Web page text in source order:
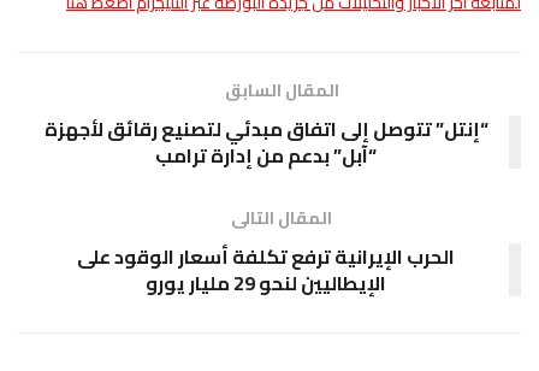
المقال السابق
“إنتل” تتوصل إلى اتفاق مبدئي لتصنيع رقائق لأجهزة
“آبل” بدعم من إدارة ترامب
المقال التالى
الحرب الإيرانية ترفع تكلفة أسعار الوقود على
الإيطاليين لنحو 29 مليار يورو